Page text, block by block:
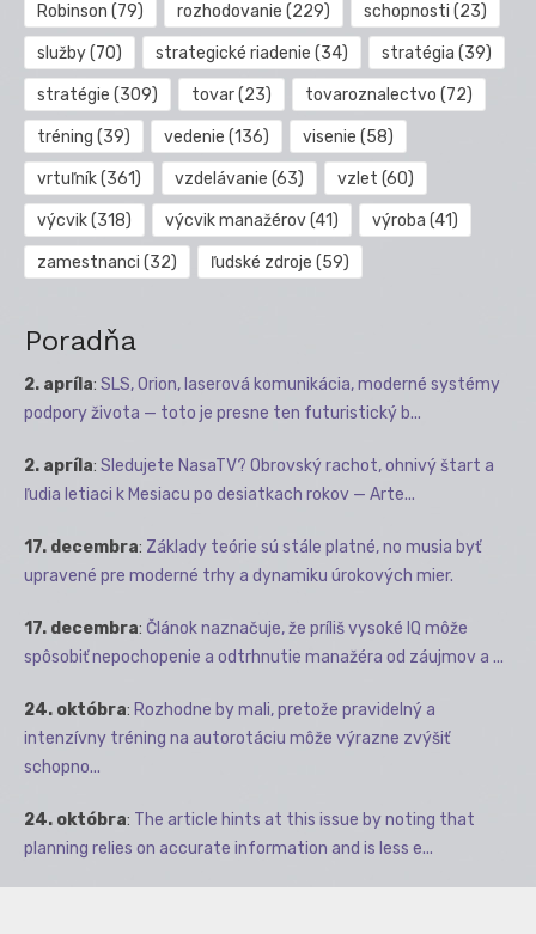
Robinson (79) rozhodovanie (229) schopnosti (23)
služby(70) strategické riadenie (34) stratégia (39)
stratégie (309) tovar(23) tovaroznalectvo (72)
tréning (39) vedenie (136) visenie (58)
vrtuľník(361) vzdelávanie (63) vzlet (60)
výcvik(318) výcvik manažérov(41) výroba (41)
zamestnanci (32) ľudské zdroje (59)
Poradňa
2. apríla: SLS, Orion, laserová komunikácia, moderné systémy
podpory života — toto je presne ten futuristický b...
2. apríla: Sledujete NasaTV? Obrovský rachot, ohnivý štart a
ľudia letiaci k Mesiacu po desiatkach rokov — Arte...
17. decembra: Základy teórie sú stále platné, no musia byť
upravené pre moderné trhy a dynamiku úrokových mier.
17. decembra: Článok naznačuje, že príliš vysoké IQ môže
spôsobiť nepochopenie a odtrhnutie manažéra od záujmov a ...
24. októbra: Rozhodne by mali, pretože pravidelný a
intenzívny tréning na autorotáciu môže výrazne zvýšiť
schopno...
24. októbra: The article hints at this issue by noting that
planning relies on accurate information and is less e...